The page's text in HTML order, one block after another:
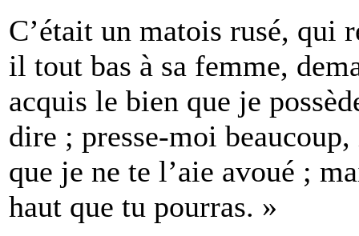
C’était un matois rusé, qui
il tout bas à sa femme,
acquis le bien que je
dire ; presse-moi
que je ne te l’aie avoué ;
haut que tu pourras. »